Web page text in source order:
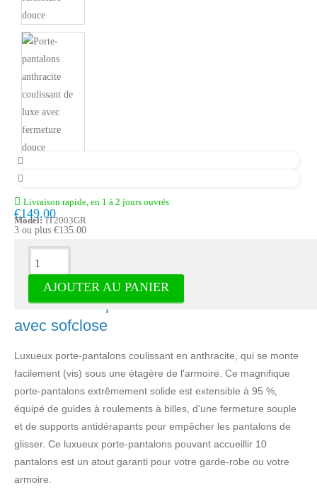
Livraison rapide, en 1 à 2 jours ouvrés
Model: IT2003GR
€149.00
3 ou plus €135.00
AJOUTER AU PANIER
Description
Milano Porte-pantalons coulissant de luxe
avec sofclose
Luxueux porte-pantalons coulissant en anthracite, qui se monte
facilement (vis) sous une étagère de l'armoire. Ce magnifique
porte-pantalons extrêmement solide est extensible à 95 %,
équipé de guides à roulements à billes, d'une fermeture souple
et de supports antidérapants pour empêcher les pantalons de
glisser. Ce luxueux porte-pantalons pouvant accueillir 10
pantalons est un atout garanti pour votre garde-robe ou votre
armoire.